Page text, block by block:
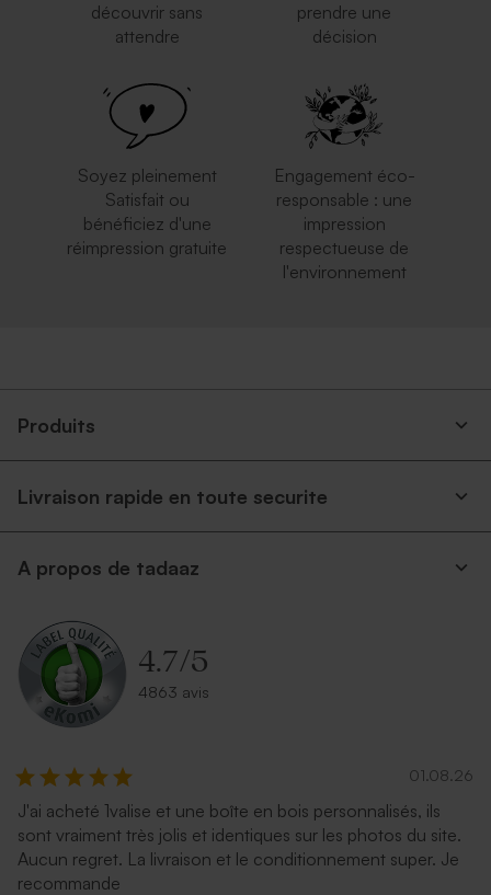
découvrir sans
attendre
prendre une
décision
Soyez pleinement
Satisfait ou
bénéficiez d'une
réimpression gratuite
Engagement éco-
responsable : une
impression
respectueuse de
l'environnement
Produits
Livraison rapide en toute securite
A propos de tadaaz
4.7/5
4863 avis
01.08.26
J'ai acheté 1valise et une boîte en bois personnalisés, ils
sont vraiment très jolis et identiques sur les photos du site.
Aucun regret. La livraison et le conditionnement super. Je
recommande